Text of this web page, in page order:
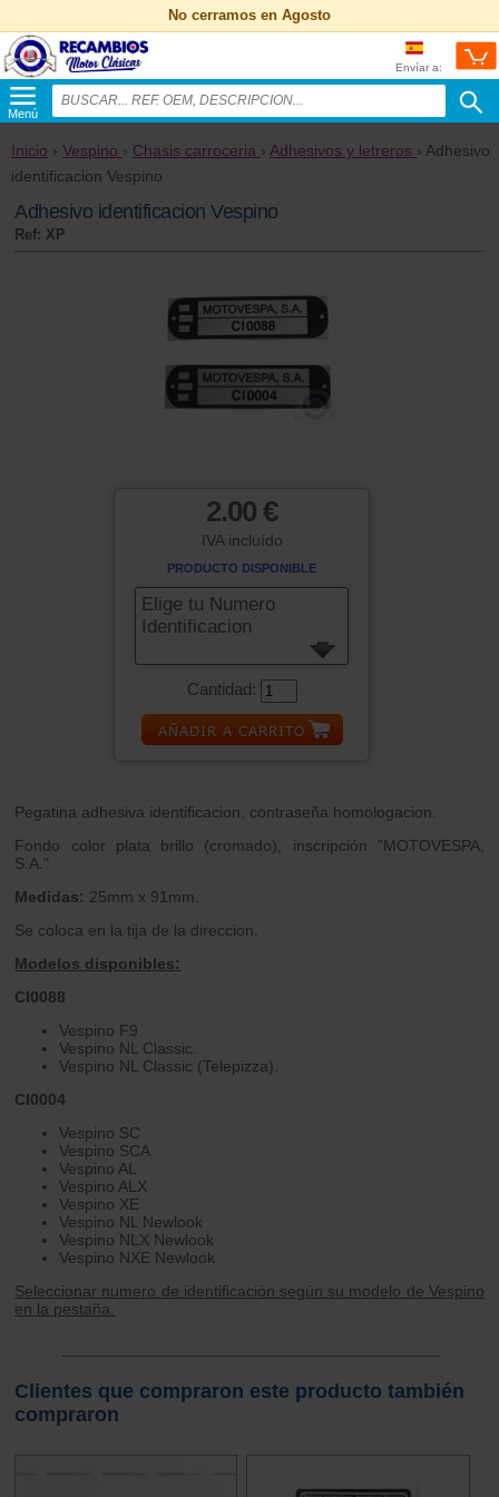
No cerramos en Agosto
Envíar a:
Menú
Inicio › Vespino › Chasis carroceria › Adhesivos y letreros › Adhesivo
identificacion Vespino
Adhesivo identificacion Vespino
Ref: XP
2.00 €
IVA incluído
PRODUCTO DISPONIBLE
Elige tu Numero
Identificacion
Cantidad:
Pegatina adhesiva identificacion, contraseña homologacion.
Fondo color plata brillo (cromado), inscripción "MOTOVESPA,
S.A."
Medidas: 25mm x 91mm.
Se coloca en la tija de la direccion.
Modelos disponibles:
CI0088
Vespino F9
Vespino NL Classic.
Vespino NL Classic (Telepizza).
CI0004
Vespino SC
Vespino SCA
Vespino AL
Vespino ALX
Vespino XE
Vespino NL Newlook
Vespino NLX Newlook
Vespino NXE Newlook
Seleccionar numero de identificación según su modelo de Vespino
en la pestaña.
Clientes que compraron este producto también
compraron